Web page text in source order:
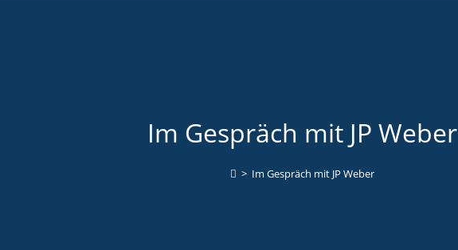
Im Gespräch mit JP Weber
> Im Gespräch mit JP Weber